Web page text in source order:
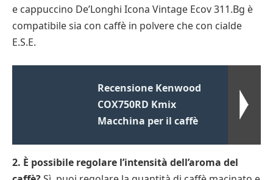
e cappuccino De’Longhi Icona Vintage Ecov 311.Bg è
compatibile sia con caffè in polvere che con cialde
E.S.E.
Recensione Kenwood
COX750RD Kmix
Macchina per il caffè
2. È possibile regolare l’intensità dell’aroma del